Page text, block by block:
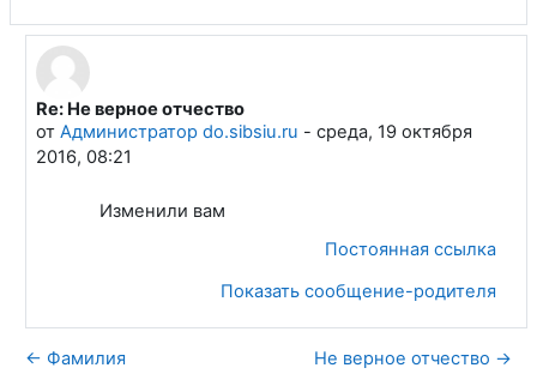
В ответ на Сметанников Анатолий Николаевич
Re: Не верное отчество
от Администратор do.sibsiu.ru - среда, 19 октября
2016, 08:21
Изменили вам
Постоянная ссылка
Показать сообщение-родителя
← Фамилия Не верное отчество →